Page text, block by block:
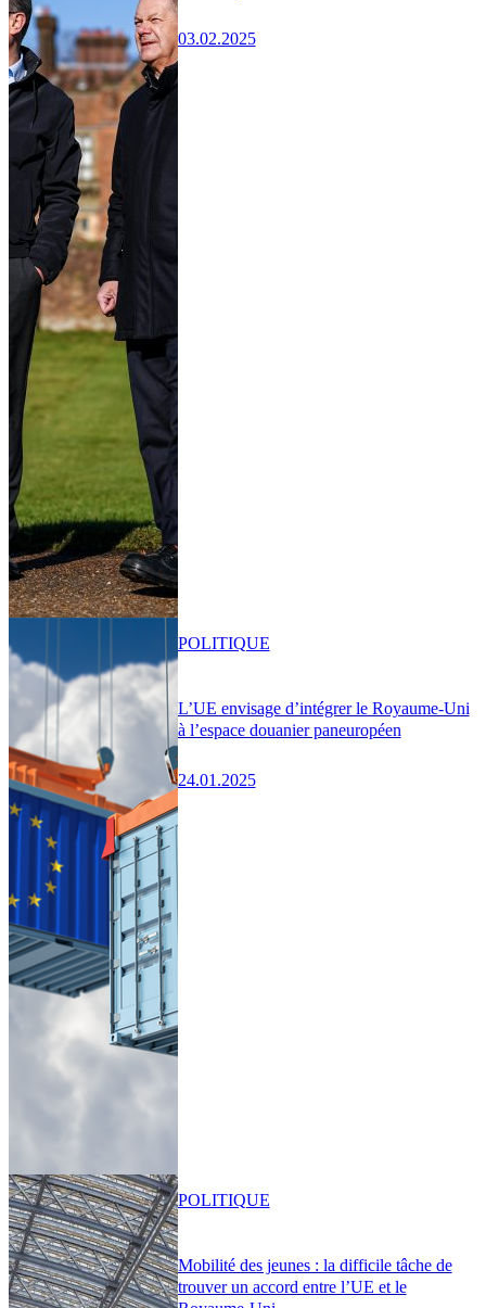
03.02.2025
L’UE envisage d’intégrer le Royaume-Uni
à l’espace douanier paneuropéen
24.01.2025
POLITIQUE
Mobilité des jeunes : la difficile tâche de
trouver un accord entre l’UE et le
POLITIQUE